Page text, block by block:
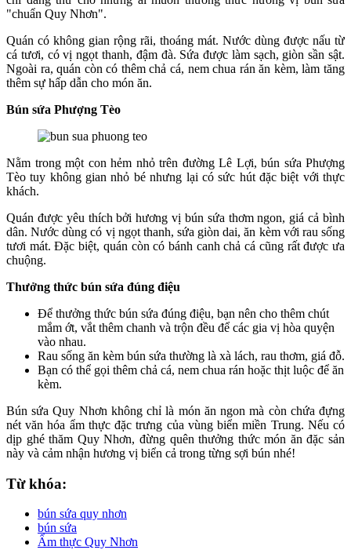
"chuẩn Quy Nhơn".
Quán có không gian rộng rãi, thoáng mát. Nước dùng được nấu từ
cá tươi, có vị ngọt thanh, đậm đà. Sứa được làm sạch, giòn sần sật.
Ngoài ra, quán còn có thêm chả cá, nem chua rán ăn kèm, làm tăng
thêm sự hấp dẫn cho món ăn.
Bún sứa Phượng Tèo
Nằm trong một con hẻm nhỏ trên đường Lê Lợi, bún sứa Phượng
Tèo tuy không gian nhỏ bé nhưng lại có sức hút đặc biệt với thực
khách.
Quán được yêu thích bởi hương vị bún sứa thơm ngon, giá cả bình
dân. Nước dùng có vị ngọt thanh, sứa giòn dai, ăn kèm với rau sống
tươi mát. Đặc biệt, quán còn có bánh canh chả cá cũng rất được ưa
chuộng.
Thưởng thức bún sứa đúng điệu
Để thưởng thức bún sứa đúng điệu, bạn nên cho thêm chút
mắm ớt, vắt thêm chanh và trộn đều để các gia vị hòa quyện
vào nhau.
Rau sống ăn kèm bún sứa thường là xà lách, rau thơm, giá đỗ.
Bạn có thể gọi thêm chả cá, nem chua rán hoặc thịt luộc để ăn
kèm.
Bún sứa Quy Nhơn không chỉ là món ăn ngon mà còn chứa đựng
nét văn hóa ẩm thực đặc trưng của vùng biển miền Trung. Nếu có
dịp ghé thăm Quy Nhơn, đừng quên thưởng thức món ăn đặc sản
này và cảm nhận hương vị biển cả trong từng sợi bún nhé!
Từ khóa:
bún sứa quy nhơn
bún sứa
Ẩm thực Quy Nhơn